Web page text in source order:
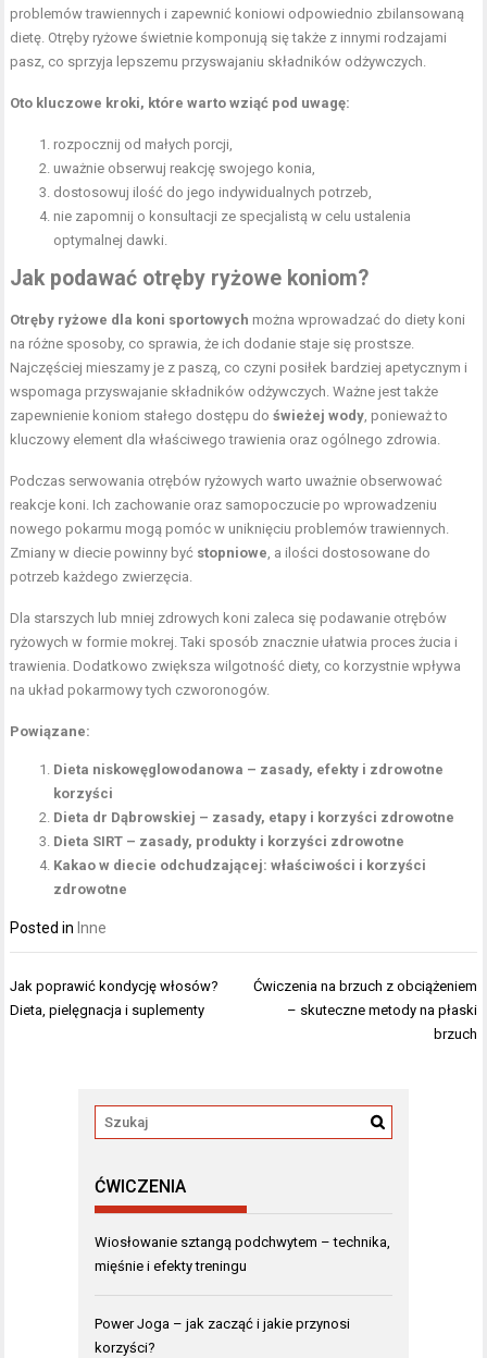
problemów trawiennych i zapewnić koniowi odpowiednio zbilansowaną
dietę. Otręby ryżowe świetnie komponują się także z innymi rodzajami
pasz, co sprzyja lepszemu przyswajaniu składników odżywczych.
Oto kluczowe kroki, które warto wziąć pod uwagę:
rozpocznij od małych porcji,
uważnie obserwuj reakcję swojego konia,
dostosowuj ilość do jego indywidualnych potrzeb,
nie zapomnij o konsultacji ze specjalistą w celu ustalenia
optymalnej dawki.
Jak podawać otręby ryżowe koniom?
Otręby ryżowe dla koni sportowych można wprowadzać do diety koni
na różne sposoby, co sprawia, że ich dodanie staje się prostsze.
Najczęściej mieszamy je z paszą, co czyni posiłek bardziej apetycznym i
wspomaga przyswajanie składników odżywczych. Ważne jest także
zapewnienie koniom stałego dostępu doświeżej wody, ponieważ to
kluczowy element dla właściwego trawienia oraz ogólnego zdrowia.
Podczas serwowania otrębów ryżowych warto uważnie obserwować
reakcje koni. Ich zachowanie oraz samopoczucie po wprowadzeniu
nowego pokarmu mogą pomóc w uniknięciu problemów trawiennych.
Zmiany w diecie powinny być stopniowe, a ilości dostosowane do
potrzeb każdego zwierzęcia.
Dla starszych lub mniej zdrowych koni zaleca się podawanie otrębów
ryżowych w formie mokrej. Taki sposób znacznie ułatwia proces żucia i
trawienia. Dodatkowo zwiększa wilgotność diety, co korzystnie wpływa
na układ pokarmowy tych czworonogów.
Powiązane:
Dieta niskowęglowodanowa – zasady, efekty i zdrowotne
korzyści
Dieta dr Dąbrowskiej – zasady, etapy i korzyści zdrowotne
Dieta SIRT – zasady, produkty i korzyści zdrowotne
Kakao w diecie odchudzającej: właściwości i korzyści
zdrowotne
Posted in Inne
Nawigacja
wpisu
Jak poprawić kondycję włosów?
Dieta, pielęgnacja i suplementy
Ćwiczenia na brzuch z obciążeniem
– skuteczne metody na płaski
brzuch
ĆWICZENIA
Wiosłowanie sztangą podchwytem – technika,
mięśnie i efekty treningu
Power Joga – jak zacząć i jakie przynosi
korzyści?